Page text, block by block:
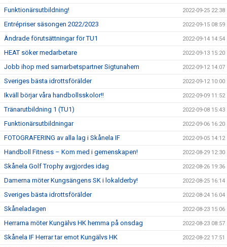
Funktionärsutbildning! 2022-09-25 22:38
Entrépriser säsongen 2022/2023 2022-09-15 08:59
Ändrade förutsättningar för TU1 2022-09-14 14:54
HEAT söker medarbetare 2022-09-13 15:20
Jobb ihop med samarbetspartner Sigtunahem 2022-09-12 14:07
Sveriges bästa idrottsförälder 2022-09-12 10:00
Ikväll börjar våra handbollsskolor!! 2022-09-09 11:52
Tränarutbildning 1 (TU1) 2022-09-08 15:43
Funktionärsutbildningar 2022-09-06 16:20
FOTOGRAFERING av alla lag i Skånela IF 2022-09-05 14:12
Handboll Fitness – Kom med i gemenskapen! 2022-08-29 12:30
Skånela Golf Trophy avgjordes idag 2022-08-26 19:36
Damerna möter Kungsängens SK i lokalderby! 2022-08-25 16:14
Sveriges bästa idrottsförälder 2022-08-24 16:04
Skåneladagen 2022-08-23 15:06
Herrarna möter Kungälvs HK hemma på onsdag 2022-08-23 08:57
Skånela IF Herrar tar emot Kungälvs HK 2022-08-22 17:51